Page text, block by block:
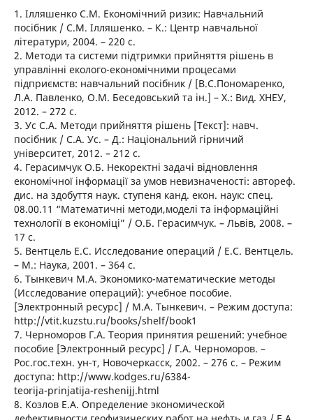
1. Ілляшенко С.М. Економічний ризик: Навчальний
посібник / С.М. Ілляшенко. – К.: Центр навчальної
літератури, 2004. – 220 с.
2. Методи та системи підтримки прийняття рішень в
управлінні еколого-економічними процесами
підприємств: навчальний посібник / [В.С.Пономаренко,
Л.А. Павленко, О.М. Беседовський та ін.] – Х.: Вид. ХНЕУ,
2012. – 272 с.
3. Ус С.А. Методи прийняття рішень [Текст]: навч.
посібник / С.А. Ус. – Д.: Національний гірничий
університет, 2012. – 212 с.
4. Герасимчук О.Б. Некоректні задачі відновлення
економічної інформації за умов невизначеності: автореф.
дис. на здобуття наук. ступеня канд. екон. наук: спец.
08.00.11 “Математичні методи,моделі та інформаційні
технології в економіці” / О.Б. Герасимчук. – Львів, 2008. –
17 с.
5. Вентцель Е.С. Исследование операций / Е.С. Вентцель.
– М.: Наука, 2001. – 364 с.
6. Тынкевич М.А. Экономико-математические методы
(Исследование операций): учебное пособие.
[Электронный ресурс] / М.А. Тынкевич. – Режим доступа:
http://vtit.kuzstu.ru/books/shelf/book1
7. Черноморов Г.А. Теория принятия решений: учебное
пособие [Электронный ресурс] / Г.А. Черноморов. –
Рос.гос.техн. ун-т, Новочеркасск, 2002. – 276 с. – Режим
доступа: http://www.kodges.ru/6384-
teorija-prinjatija-reshenijj.html
8. Козлов Е.А. Определение экономической